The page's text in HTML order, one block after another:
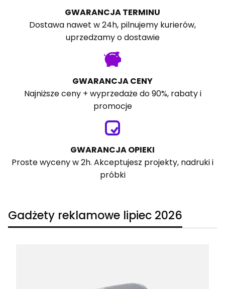
GWARANCJA TERMINU
Dostawa nawet w 24h, pilnujemy kurierów,
uprzedzamy o dostawie
GWARANCJA CENY
Najniższe ceny + wyprzedaże do 90%, rabaty i
promocje
GWARANCJA OPIEKI
Proste wyceny w 2h. Akceptujesz projekty, nadruki i
próbki
Gadżety reklamowe lipiec 2026